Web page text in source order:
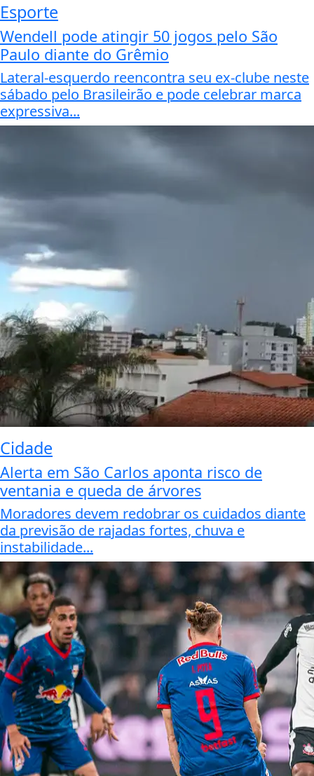
Esporte
Wendell pode atingir 50 jogos pelo São
Paulo diante do Grêmio
Lateral-esquerdo reencontra seu ex-clube neste
sábado pelo Brasileirão e pode celebrar marca
expressiva...
Cidade
Alerta em São Carlos aponta risco de
ventania e queda de árvores
Moradores devem redobrar os cuidados diante
da previsão de rajadas fortes, chuva e
instabilidade...